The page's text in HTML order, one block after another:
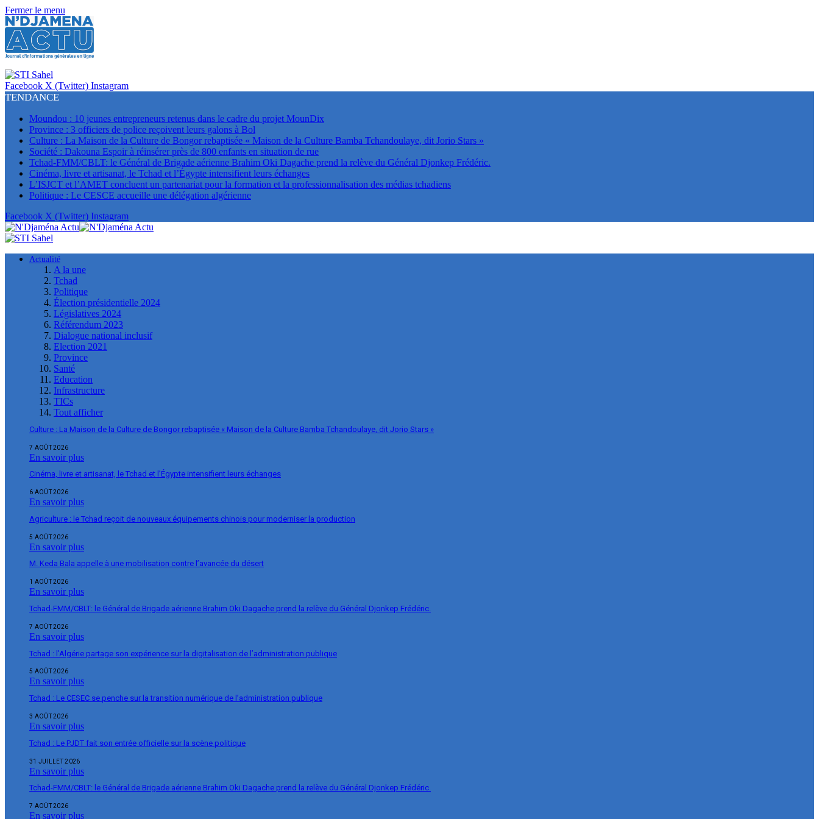
Fermer le menu
Facebook X (Twitter) Instagram
TENDANCE
Moundou : 10 jeunes entrepreneurs retenus dans le cadre du projet MounDix
Province : 3 officiers de police reçoivent leurs galons à Bol
Culture : La Maison de la Culture de Bongor rebaptisée « Maison de la Culture Bamba Tchandoulaye, dit Jorio Stars »
Société : Dakouna Espoir à réinsérer près de 800 enfants en situation de rue
Tchad-FMM/CBLT: le Général de Brigade aérienne Brahim Oki Dagache prend la relève du Général Djonkep Frédéric.
Cinéma, livre et artisanat, le Tchad et l’Égypte intensifient leurs échanges
L’ISJCT et l’AMET concluent un partenariat pour la formation et la professionnalisation des médias tchadiens
Politique : Le CESCE accueille une délégation algérienne
Facebook X (Twitter) Instagram
Actualité
A la une
Tchad
Politique
Élection présidentielle 2024
Législatives 2024
Référendum 2023
Dialogue national inclusif
Election 2021
Province
Santé
Education
Infrastructure
TICs
Tout afficher
Culture : La Maison de la Culture de Bongor rebaptisée « Maison de la Culture Bamba Tchandoulaye, dit Jorio Stars »
7 AOÛT 2026
En savoir plus
Cinéma, livre et artisanat, le Tchad et l’Égypte intensifient leurs échanges
6 AOÛT 2026
En savoir plus
Agriculture : le Tchad reçoit de nouveaux équipements chinois pour moderniser la production
5 AOÛT 2026
En savoir plus
M. Keda Bala appelle à une mobilisation contre l’avancée du désert
1 AOÛT 2026
En savoir plus
Tchad-FMM/CBLT: le Général de Brigade aérienne Brahim Oki Dagache prend la relève du Général Djonkep Frédéric.
7 AOÛT 2026
En savoir plus
Tchad : l’Algérie partage son expérience sur la digitalisation de l’administration publique
5 AOÛT 2026
En savoir plus
Tchad : Le CESEC se penche sur la transition numérique de l’administration publique
3 AOÛT 2026
En savoir plus
Tchad : Le PJDT fait son entrée officielle sur la scène politique
31 JUILLET 2026
En savoir plus
Tchad-FMM/CBLT: le Général de Brigade aérienne Brahim Oki Dagache prend la relève du Général Djonkep Frédéric.
7 AOÛT 2026
En savoir plus